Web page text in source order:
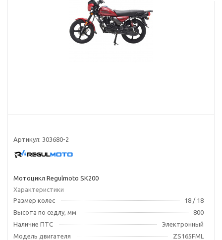
Артикул: 303680-2
Мотоцикл Regulmoto SK200
Характеристики
Размер колес
18 / 18
Высота по седлу, мм
800
Наличие ПТС
Электронный
Модель двигателя
ZS165FML